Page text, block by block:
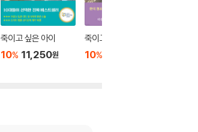
죽이고 싶은 아이
10% 11,250원
죽이고 싶은 아이 2
10%